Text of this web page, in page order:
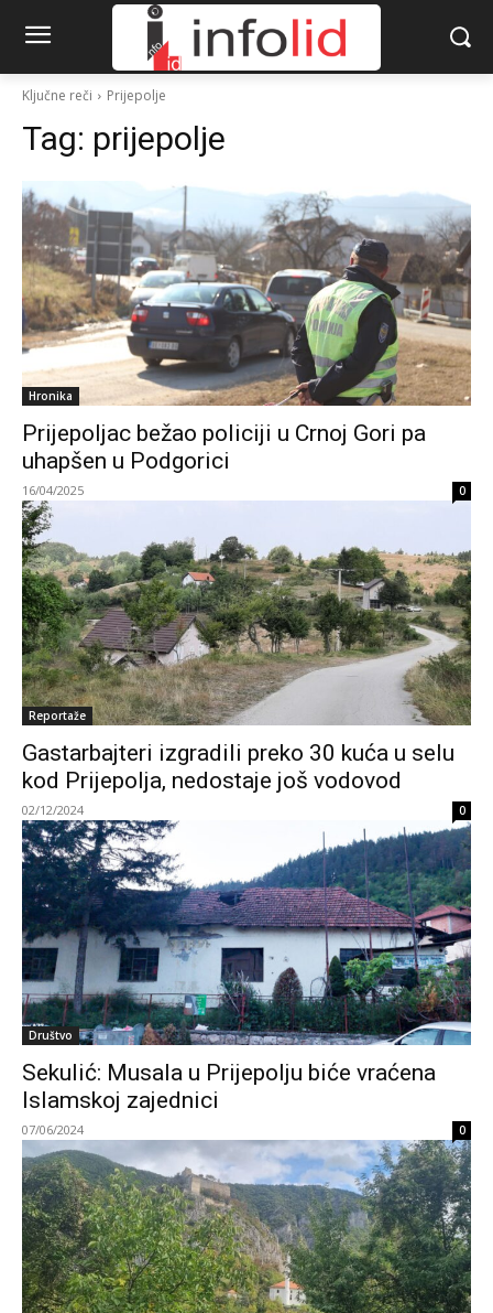
Ključne reči Prijepolje
Tag: prijepolje
Hronika
Prijepoljac bežao policiji u Crnoj Gori pa
uhapšen u Podgorici
16/04/2025 0
Reportaže
Gastarbajteri izgradili preko 30 kuća u selu
kod Prijepolja, nedostaje još vodovod
02/12/2024 0
Društvo
Sekulić: Musala u Prijepolju biće vraćena
Islamskoj zajednici
07/06/2024 0